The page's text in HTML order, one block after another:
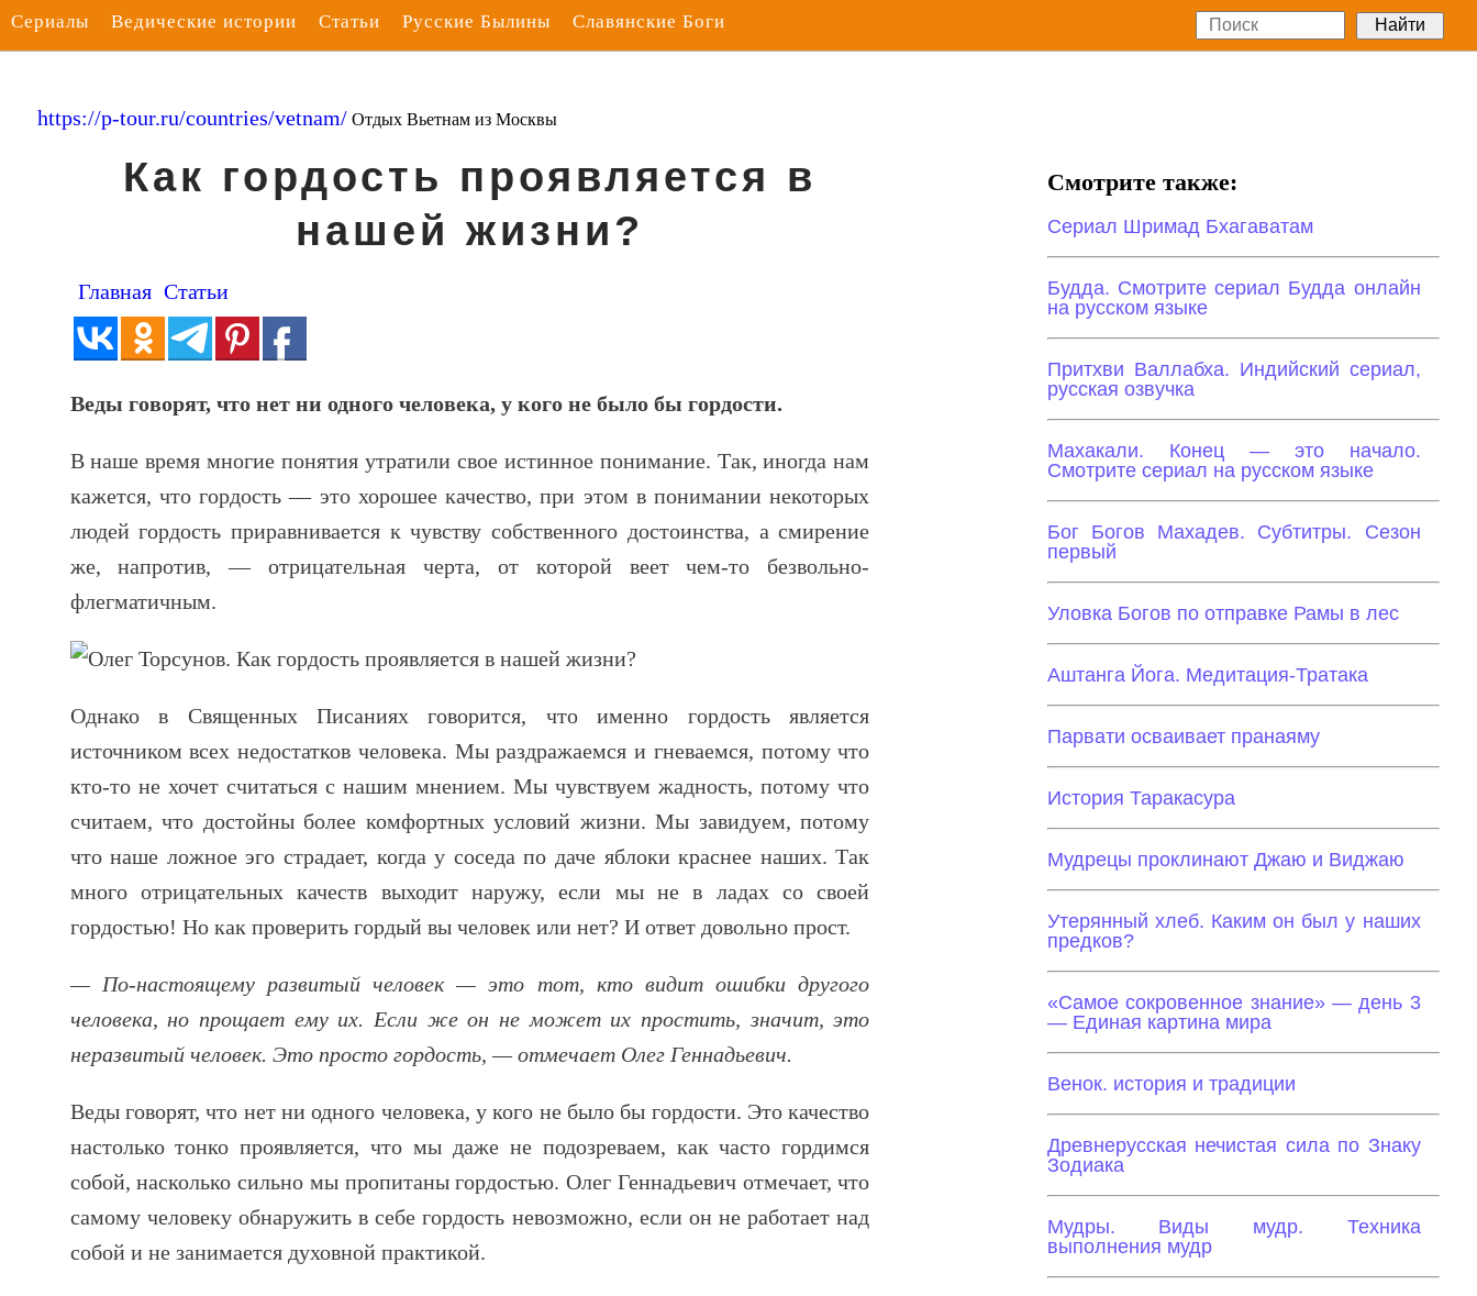
Сериалы Ведические истории Статьи Русские Былины Славянские Боги
https://p-tour.ru/countries/vetnam/ Отдых Вьетнам из Москвы
Как гордость проявляется в
нашей жизни?
Главная Статьи
Веды говорят, что нет ни одного человека, у кого не было бы гордости.
В наше время многие понятия утратили свое истинное понимание. Так, иногда нам
кажется, что гордость — это хорошее качество, при этом в понимании некоторых
людей гордость приравнивается к чувству собственного достоинства, а смирение
же, напротив, — отрицательная черта, от которой веет чем-то безвольно-
флегматичным.
Однако в Священных Писаниях говорится, что именно гордость является
источником всех недостатков человека. Мы раздражаемся и гневаемся, потому что
кто-то не хочет считаться с нашим мнением. Мы чувствуем жадность, потому что
считаем, что достойны более комфортных условий жизни. Мы завидуем, потому
что наше ложное эго страдает, когда у соседа по даче яблоки краснее наших. Так
много отрицательных качеств выходит наружу, если мы не в ладах со своей
гордостью! Но как проверить гордый вы человек или нет? И ответ довольно прост.
— По-настоящему развитый человек — это тот, кто видит ошибки другого
человека, но прощает ему их. Если же он не может их простить, значит, это
неразвитый человек. Это просто гордость, — отмечает Олег Геннадьевич.
Веды говорят, что нет ни одного человека, у кого не было бы гордости. Это качество
настолько тонко проявляется, что мы даже не подозреваем, как часто гордимся
собой, насколько сильно мы пропитаны гордостью. Олег Геннадьевич отмечает, что
самому человеку обнаружить в себе гордость невозможно, если он не работает над
собой и не занимается духовной практикой.
Смотрите также:
Сериал Шримад Бхагаватам
Будда. Смотрите сериал Будда онлайн
на русском языке
Притхви Валлабха. Индийский сериал,
русская озвучка
Махакали. Конец — это начало.
Смотрите сериал на русском языке
Бог Богов Махадев. Субтитры. Сезон
первый
Уловка Богов по отправке Рамы в лес
Аштанга Йога. Медитация-Тратака
Парвати осваивает пранаяму
История Таракасура
Мудрецы проклинают Джаю и Виджаю
Утерянный хлеб. Каким он был у наших
предков?
«Самое сокровенное знание» — день 3
— Единая картина мира
Венок. история и традиции
Древнерусская нечистая сила по Знаку
Зодиака
Мудры. Виды мудр. Техника
выполнения мудр